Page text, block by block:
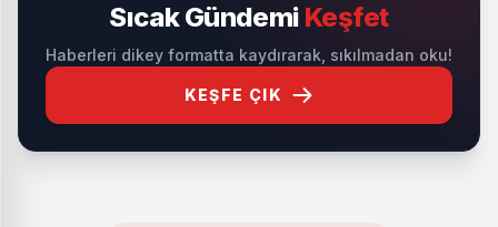
Sıcak Gündemi Keşfet
Haberleri dikey formatta kaydırarak, sıkılmadan oku!
KEŞFE ÇIK